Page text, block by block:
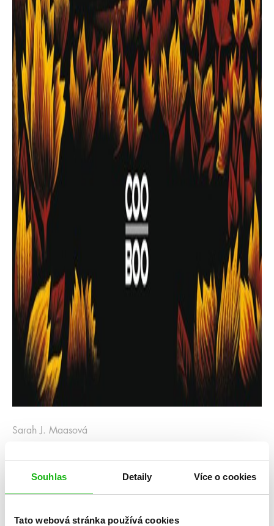
Souhlas Detaily Více o cookies
Tato webová stránka používá cookies
Kategorie: young adult
Království popela
Sarah J. Maasová